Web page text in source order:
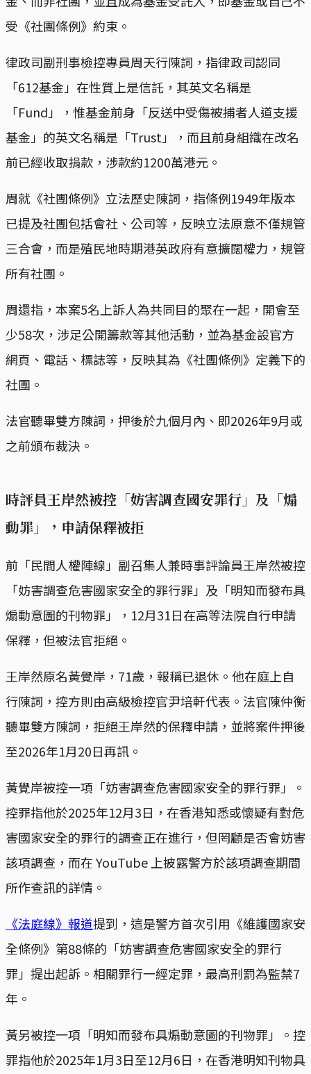
受《社團條例》約束。
律政司副刑事檢控專員周天行陳詞，指律政司認同
「612基金」在性質上是信託，其英文名稱是
「Fund」，惟基金前身「反送中受傷被捕者人道支援
基金」的英文名稱是「Trust」，而且前身組織在改名
前已經收取捐款，涉款約1200萬港元。
周就《社團條例》立法歷史陳詞，指條例1949年版本
已提及社團包括會社、公司等，反映立法原意不僅規管
三合會，而是殖民地時期港英政府有意擴闊權力，規管
所有社團。
周還指，本案5名上訴人為共同目的聚在一起，開會至
少58次，涉足公開籌款等其他活動，並為基金設官方
網頁、電話、標誌等，反映其為《社團條例》定義下的
社團。
法官聽畢雙方陳詞，押後於九個月內、即2026年9月或
之前頒布裁決。
時評員王岸然被控「妨害調查國安罪行」及「煽
動罪」，申請保釋被拒
前「民間人權陣線」副召集人兼時事評論員王岸然被控
「妨害調查危害國家安全的罪行罪」及「明知而發布具
煽動意圖的刊物罪」，12月31日在高等法院自行申請
保釋，但被法官拒絕。
王岸然原名黃覺岸，71歲，報稱已退休。他在庭上自
行陳詞，控方則由高級檢控官尹培軒代表。法官陳仲衡
聽畢雙方陳詞，拒絕王岸然的保釋申請，並將案件押後
至2026年1月20日再訊。
黃覺岸被控一項「妨害調查危害國家安全的罪行罪」。
控罪指他於2025年12月3日，在香港知悉或懷疑有對危
害國家安全的罪行的調查正在進行，但罔顧是否會妨害
該項調查，而在 YouTube 上披露警方於該項調查期間
所作查訊的詳情。
《法庭線》報道提到，這是警方首次引用《維護國家安
全條例》第88條的「妨害調查危害國家安全的罪行
罪」提出起訴。相關罪行一經定罪，最高刑罰為監禁7
年。
黃另被控一項「明知而發布具煽動意圖的刊物罪」。控
罪指他於2025年1月3日至12月6日，在香港明知刊物具